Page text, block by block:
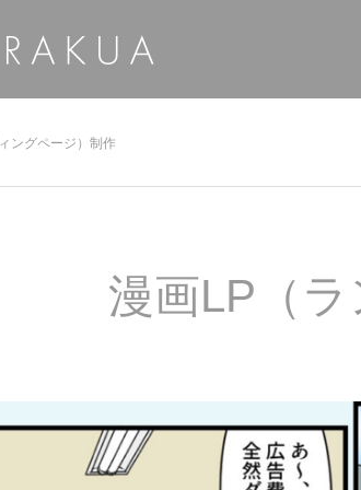
ングページ）制作
漫画LP（